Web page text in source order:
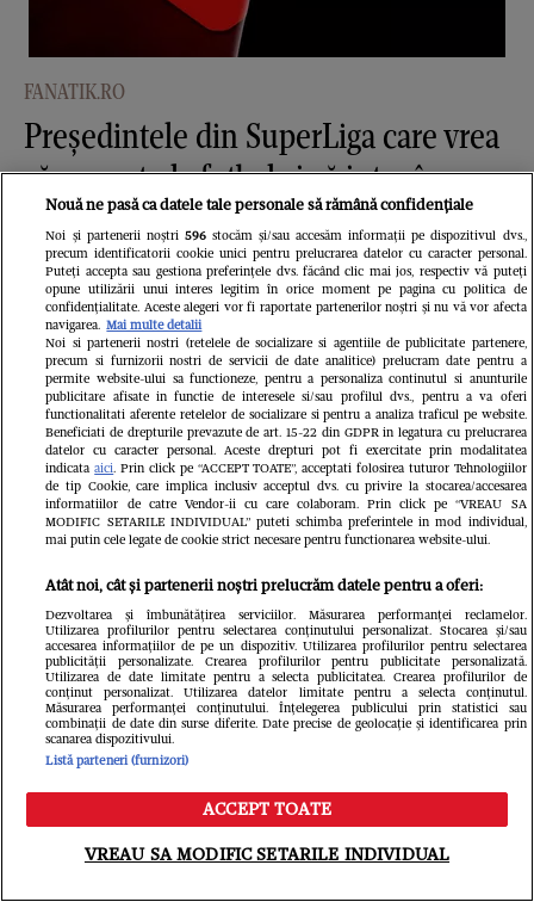
FANATIK.RO
Președintele din SuperLiga care vrea
să renunțe la fotbal și să intre în
politică: „Mă gândesc serios”
4.700 de locuri și gazon
artificial » Cum arată
stadionul din Finlanda
unde Universitatea
Craiova joacă azi
bolizii
de euro
Meniu Caută
Nouă ne pasă ca datele tale personale să rămână confidențiale
Noi și partenerii noștri 596stocăm și/sau accesăm informații pe dispozitivul dvs.,
precum identificatorii cookie unici pentru prelucrarea datelor cu caracter personal.
Puteți accepta sau gestiona preferințele dvs. făcând clic mai jos, respectiv vă puteți
opune utilizării unui interes legitim în orice moment pe pagina cu politica de
confidențialitate. Aceste alegeri vor fi raportate partenerilor noștri și nu vă vor afecta
navigarea. Mai multe detalii
Noi si partenerii nostri (retelele de socializare si agentiile de publicitate partenere,
precum si furnizorii nostri de servicii de date analitice) prelucram date pentru a
permite website-ului sa functioneze, pentru a personaliza continutul si anunturile
publicitare afisate in functie de interesele si/sau profilul dvs., pentru a va oferi
functionalitati aferente retelelor de socializare si pentru a analiza traficul pe website.
Beneficiati de drepturile prevazute de art. 15-22 din GDPR in legatura cu prelucrarea
datelor cu caracter personal. Aceste drepturi pot fi exercitate prin modalitatea
indicataaici. Prin click pe “ACCEPT TOATE”, acceptati folosirea tuturor Tehnologiilor
de tip Cookie, care implica inclusiv acceptul dvs. cu privire la stocarea/accesarea
informatiilor de catre Vendor-ii cu care colaboram. Prin click pe “VREAU SA
MODIFIC SETARILE INDIVIDUAL” puteti schimba preferintele in mod individual,
mai putin cele legate de cookie strict necesare pentru functionarea website-ului.
Atât noi, cât și partenerii noștri prelucrăm datele pentru a oferi:
Dezvoltarea și îmbunătățirea serviciilor. Măsurarea performanței reclamelor.
Utilizarea profilurilor pentru selectarea conținutului personalizat. Stocarea și/sau
accesarea informațiilor de pe un dispozitiv. Utilizarea profilurilor pentru selectarea
publicității personalizate. Crearea profilurilor pentru publicitate personalizată.
Utilizarea de date limitate pentru a selecta publicitatea. Crearea profilurilor de
conținut personalizat. Utilizarea datelor limitate pentru a selecta conținutul.
Măsurarea performanței conținutului. Înțelegerea publicului prin statistici sau
combinații de date din surse diferite. Date precise de geolocație și identificarea prin
scanarea dispozitivului.
Listă parteneri (furnizori)
ACCEPT TOATE
VREAU SA MODIFIC SETARILE INDIVIDUAL